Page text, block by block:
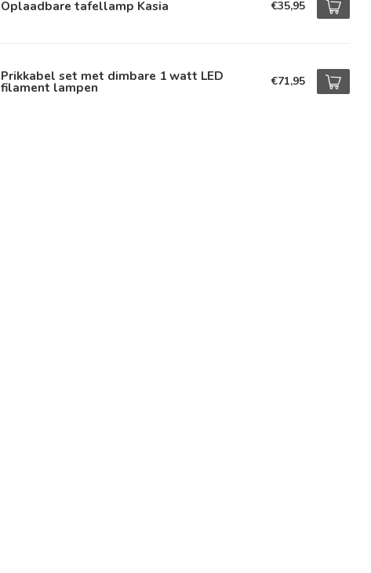
Oplaadbare tafellamp Kasia €35,95
Prikkabel set met dimbare 1 watt LED
filament lampen €71,95